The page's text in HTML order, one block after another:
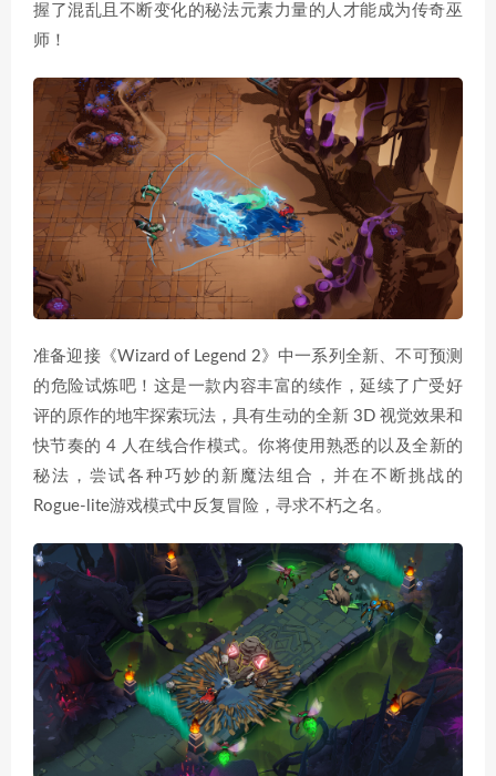
握了混乱且不断变化的秘法元素力量的人才能成为传奇巫
师！
准备迎接《Wizard of Legend 2》中一系列全新、不可预测
的危险试炼吧！这是一款内容丰富的续作，延续了广受好
评的原作的地牢探索玩法，具有生动的全新 3D 视觉效果和
快节奏的 4 人在线合作模式。你将使用熟悉的以及全新的
秘法，尝试各种巧妙的新魔法组合，并在不断挑战的
Rogue-lite游戏模式中反复冒险，寻求不朽之名。